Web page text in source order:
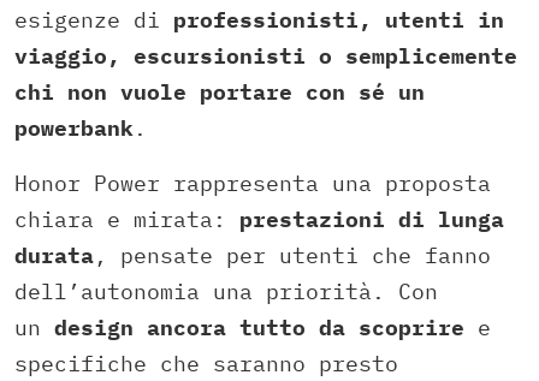
esigenze di professionisti, utenti in
viaggio, escursionisti o semplicemente
chi non vuole portare con sé un
powerbank.
Honor Power rappresenta una proposta
chiara e mirata: prestazioni di lunga
durata, pensate per utenti che fanno
dell’autonomia una priorità. Con
un design ancora tutto da scoprire e
specifiche che saranno presto